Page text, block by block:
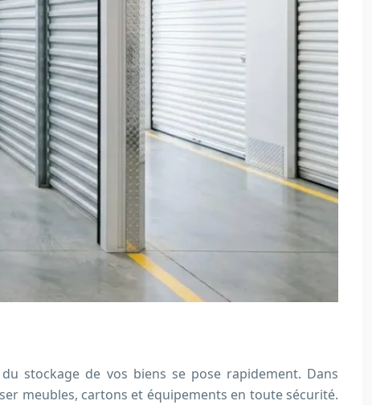
stockage de vos biens se pose rapidement. Dans
meubles, cartons et équipements en toute sécurité.